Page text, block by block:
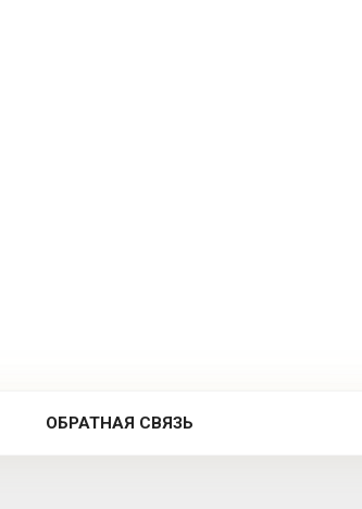
ОБРАТНАЯ СВЯЗЬ